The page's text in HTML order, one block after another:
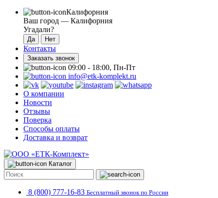
Калифорния
Ваш город — Калифорния
Угадали?
Контакты
Заказать звонок
09:00 - 18:00, Пн-Пт
info@etk-komplekt.ru
О компании
Новости
Отзывы
Поверка
Способы оплаты
Доставка и возврат
Каталог
8 (800) 777-16-83 Бесплатный звонок по России